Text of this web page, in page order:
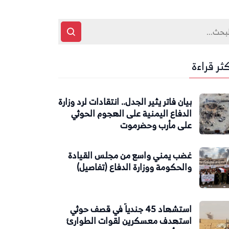
قراءة
بيان فاتر يثير الجدل.. انتقادات لرد وزارة
الدفاع اليمنية على الهجوم الحوثي
على مأرب وحضرموت
غضب يمني واسع من مجلس القيادة
والحكومة ووزارة الدفاع (تفاصيل)
استشهاد 45 جندياً في قصف حوثي
استهدف معسكرين لقوات الطوارئ